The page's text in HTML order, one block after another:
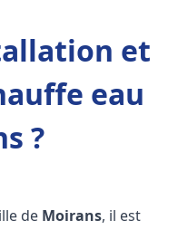
et
eau
?
de Moirans, il est